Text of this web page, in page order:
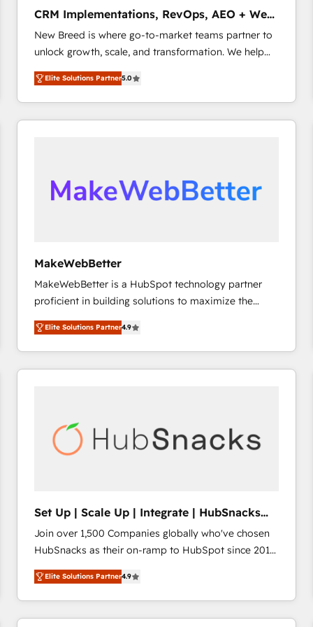
2️⃣ AIエージェント組織構築 営業・マーケティング業務
の一部をAIが自律実行する組織への移行を設計・実装。
Breeze・Claude等をHubSpotと連携させ、役割定義・
運用ルール・成果指標まで含めて設計します。 3️⃣ 全社
DX × AI推進のPMO伴走支援 複数部門をまたぐDX×AI変
革を、構想から実装・定着までPMOとして主導。「設
定の代行ではなく、設計の責任」を引き受け、部門横断
提供。 ▸ 既存CRM・MAからの移行支援：Salesforce・
ンツとサイト構造を最適化。 🏆 なぜ100incを選ぶの
ード受賞・HUGリーダー ✓ ISO27001:2022 /
ISO9001:2015 取得 ✓ 400社以上の導入実績 ✓
HubSpot大百科 出版 CRM・AI活用に関するご相談、現
CRM Implementations, RevOps, AEO + Web,
Demand Gen
New Breed is where go-to-market teams partner to
unlock growth, scale, and transformation. We help
companies activate HubSpot’s AI-powered
customer platform and operationalize HubSpot’s
Loop Marketing framework through expert-led
services, smart agents, and purpose-built apps,
🎯Demand Gen & ABM: Drive pipeline with inbound,
ABM, AEO, SEO, & paid media that fuel growth. 👩‍💻
configure HubSpot AI, & maximize AEO with tailored
AI services. 🧩Integrations: Extend HubSpot with
custom integrations, hosting, & maintenance. As
HubSpot’s only Elite Partner with all 8 Accreditations
and a 3× Partner of the Year, New Breed turns
HubSpot into your engine for measurable, durable
growth.
Elite Solutions Partner5.0
MakeWebBetter
MakeWebBetter is a HubSpot technology partner
proficient in building solutions to maximize the
operational efficiency of HubSpot. The fastest-
growing tech-enabler & facilitator, MakeWebBetter,
hands you the blend of HubSpot expertise &
eminent solutions & integrations. Trust us to
Premier Partner 2023 🌟5 HubSpot Accreditations 🌟
Won HubSpot Theme Challenge 2021 🌟INBOUND’19
HubSpot experience ✔️Flexible pricing models —
Hourly-fee (assigned one Dedicated HubSpot
Admin); Monthly-fee (HubSpot Admin + Project
Manager); and Fixed Project Cost (as per
requirement). ✔️Helped over 25,000+ customers so
far with our HubSpot solutions. ✔️Bespoke apps &
on-demand bundle services. Connect with us today!
Elite Solutions Partner4.9
Set Up | Scale Up | Integrate | HubSnacks
FlexPlan
Join over 1,500 Companies globally who've chosen
HubSnacks as their on-ramp to HubSpot since 2014
Simple pay-as-you-go plans that accelerate value...
1️⃣ Set Up | Onboarding New or Check-fixing existing
HubSpot portals 2️⃣ Scale Up | 100% HubSpot Task
Execution... Global 24/7 ... All Experts 3️⃣ Integrate |
Elite Solutions Partner4.9